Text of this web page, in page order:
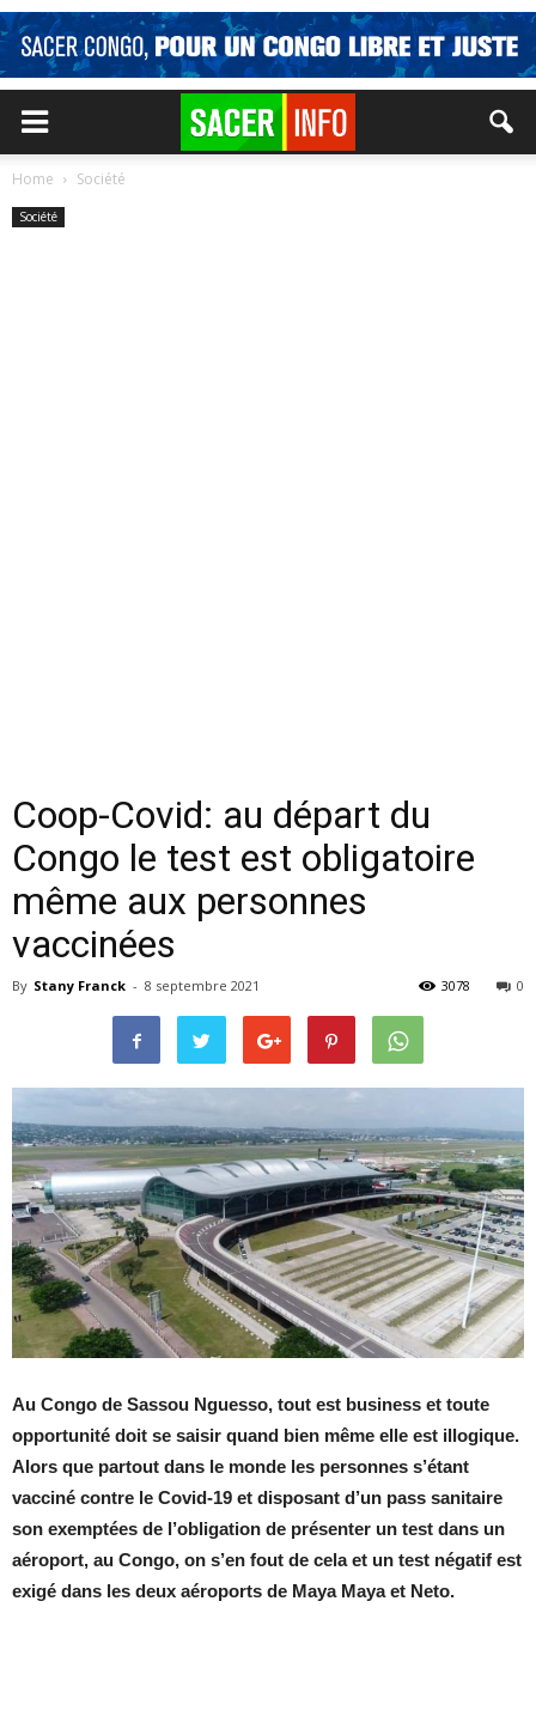
Home Société
Société
Coop-Covid: au départ du
Congo le test est obligatoire
même aux personnes
vaccinées
By Stany Franck - 8 septembre 2021 0
3078
Au Congo de Sassou Nguesso, tout est business et toute
opportunité doit se saisir quand bien même elle est illogique.
Alors que partout dans le monde les personnes s’étant
vacciné contre le Covid-19 et disposant d’un pass sanitaire
son exemptées de l’obligation de présenter un test dans un
aéroport, au Congo, on s’en fout de cela et un test négatif est
exigé dans les deux aéroports de Maya Maya et Neto.